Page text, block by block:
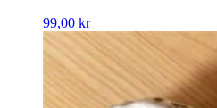
99,00 kr